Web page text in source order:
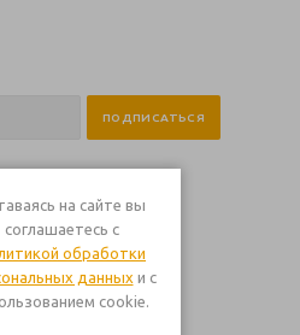
на сайте вы
соглашаетесь с
обработки
данных и с
cookie.